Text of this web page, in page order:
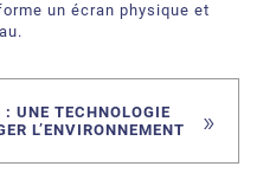
un écran physique et
: UNE TECHNOLOGIE
L’ENVIRONNEMENT